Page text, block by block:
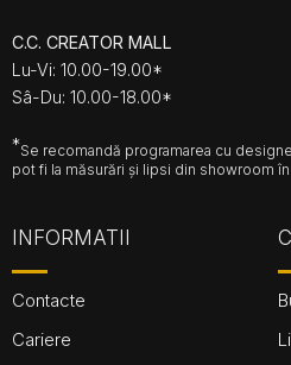
C.C. CREATOR MALL
Lu-Vi: 10.00-19.00*
Sâ-Du: 10.00-18.00*
*Se recomandă programarea cu
pot fi la măsurări și lipsi din showroom
INFORMATII
Contacte
Cariere